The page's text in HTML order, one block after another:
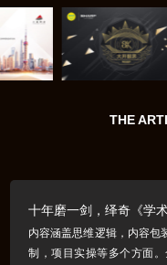
THE
十年磨一剑，绎奇《学
内容涵盖思维逻辑，内容包
制，项目实操等多个方面